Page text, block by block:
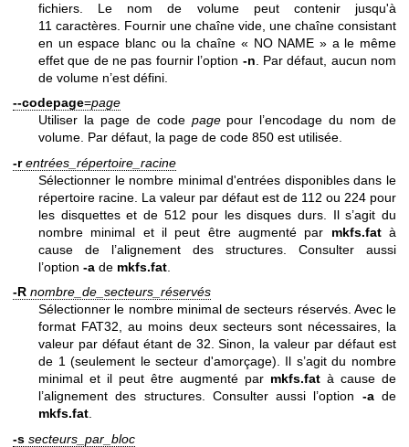
fichiers. Le nom de volume peut contenir jusqu'à
11 caractères. Fournir une chaîne vide, une chaîne consistant
en un espace blanc ou la chaîne « NO NAME » a le même
effet que de ne pas fournir l’option -n . Par défaut, aucun nom
de volume n’est défini.
--codepage=page
Utiliser la page de code pagepour l’encodage du nom de
volume. Par défaut, la page de code 850 est utilisée.
-r entrées_répertoire_racine
Sélectionner le nombre minimal d'entrées disponibles dans le
répertoire racine. La valeur par défaut est de 112 ou 224 pour
les disquettes et de 512 pour les disques durs. Il s’agit du
nombre minimal et il peut être augmenté par mkfs.fatà
cause de l’alignement des structures. Consulter aussi
l’option -a de mkfs.fat
-R nombre_de_secteurs_réservés
Sélectionner le nombre minimal de secteurs réservés. Avec le
format FAT32, au moins deux secteurs sont nécessaires, la
valeur par défaut étant de 32. Sinon, la valeur par défaut est
de 1 (seulement le secteur d'amorçage). Il s’agit du nombre
minimal et il peut être augmenté par mkfs.fat à cause de
l’alignement des structures. Consulter aussi l’option -ade
mkfs.fat.
-s secteurs_par_bloc